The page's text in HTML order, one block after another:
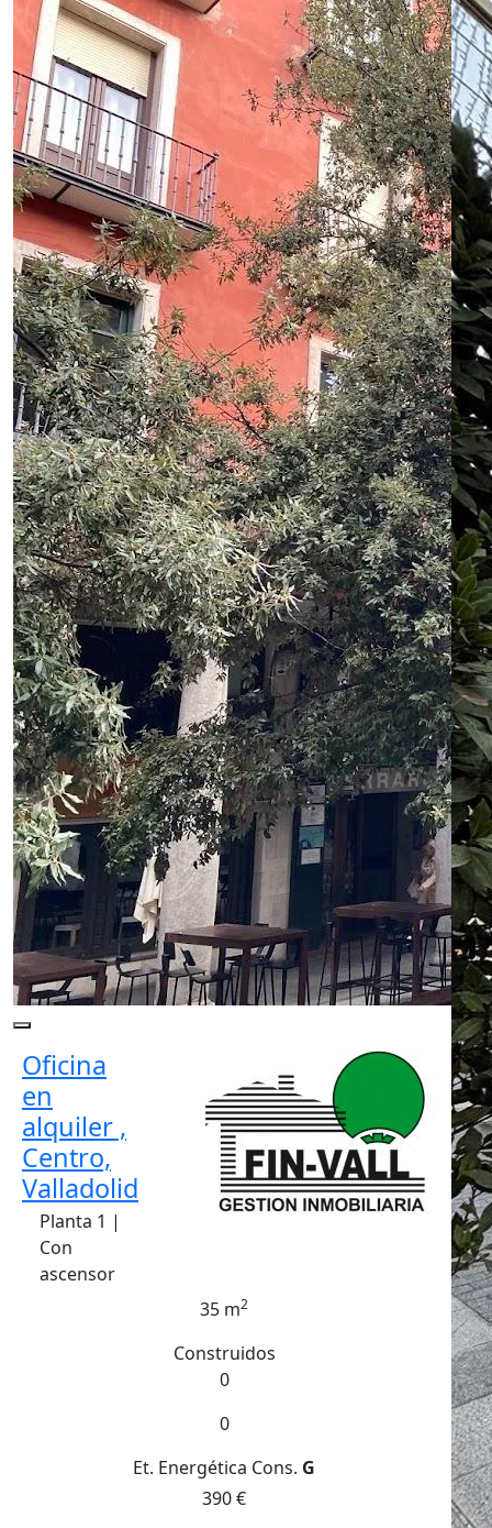
Oficina
en
alquiler ,
Centro,
Valladolid
Planta 1 |
Con
ascensor
35 m2
Construidos
0
0
Et. Energética Cons. G
390 €